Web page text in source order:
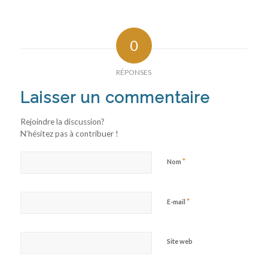
0
RÉPONSES
Laisser un commentaire
Rejoindre la discussion?
N’hésitez pas à contribuer !
Nom *
E-mail *
Site web